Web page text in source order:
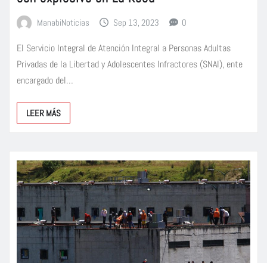
ManabiNoticias Sep 13, 2023 0
El Servicio Integral de Atención Integral a Personas Adultas
Privadas de la Libertad y Adolescentes Infractores (SNAI), ente
encargado del…
LEER MÁS